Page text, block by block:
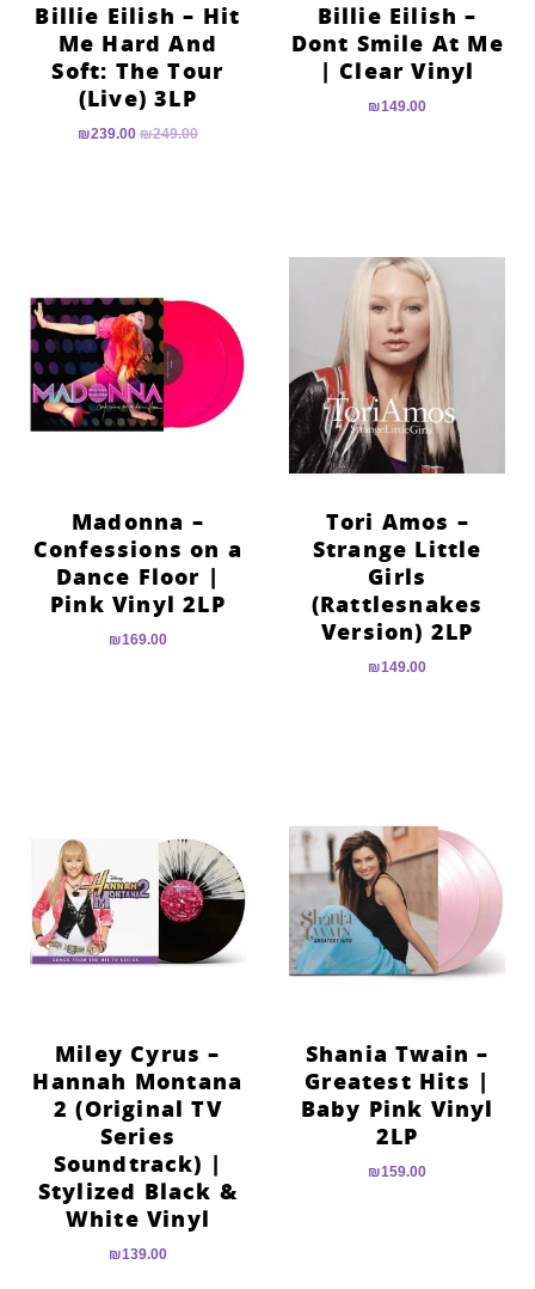
Billie Eilish –
Dont Smile At Me
| Clear Vinyl
₪149.00
Billie Eilish – Hit
Me Hard And
Soft: The Tour
(Live) 3LP
₪249.00
₪239.00
Tori Amos –
Strange Little
Girls
(Rattlesnakes
Version) 2LP
₪149.00
Madonna –
Confessions on a
Dance Floor |
Pink Vinyl 2LP
₪169.00
Shania Twain –
Greatest Hits |
Baby Pink Vinyl
2LP
₪159.00
Miley Cyrus –
Hannah Montana
2 (Original TV
Series
Soundtrack) |
Stylized Black &
White Vinyl
₪139.00